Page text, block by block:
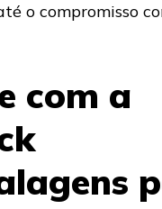
o compromisso
com a